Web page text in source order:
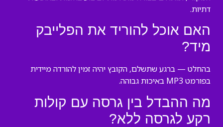
דתיות.
האם אוכל להוריד את הפלייבק
מיד?
בהחלט — ברגע שתשלם, הקובץ יהיה זמין להורדה מיידית
בפורמט MP3 באיכות גבוהה.
מה ההבדל בין גרסה עם קולות
רקע לגרסה ללא?